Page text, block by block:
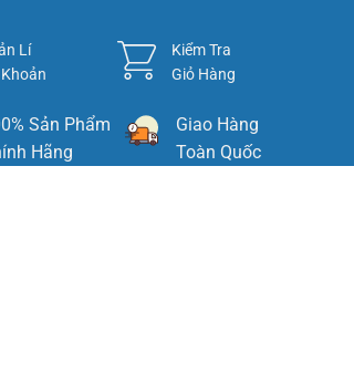
Lí
Kiểm Tra
Giỏ Hàng
Sản Phẩm
Hãng
Giao Hàng
Toàn Quốc